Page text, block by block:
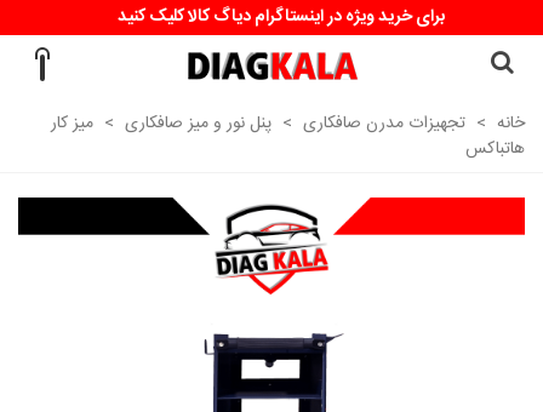
برای خرید ویژه در اینستاگرام دیاگ کالا کلیک کنید
خانه > تجهیزات مدرن صافکاری > پنل نور و میز صافکاری > میز کار
هاتباکس